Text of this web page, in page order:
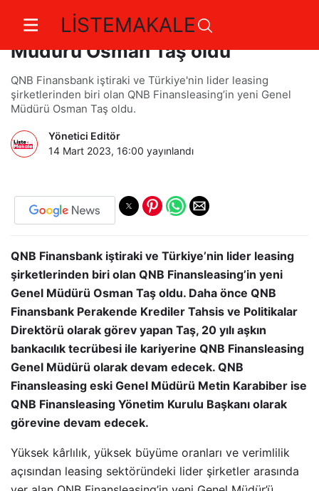
LİSTEMAKALE
QNB Finansleasing'in yeni Genel
Müdürü Osman Taş oldu
QNB Finansbank iştiraki ve Türkiye'nin lider leasing
şirketlerinden biri olan QNB Finansleasing’in yeni Genel
Müdürü Osman Taş oldu.
Yönetici Editör
14 Mart 2023, 16:00 yayınlandı
QNB Finansbank iştiraki ve Türkiye’nin lider leasing
şirketlerinden biri olan QNB Finansleasing’in yeni
Genel Müdürü Osman Taş oldu. Daha önce QNB
Finansbank Perakende Krediler Tahsis ve Politikalar
Direktörü olarak görev yapan Taş, 20 yılı aşkın
bankacılık tecrübesi ile kariyerine QNB Finansleasing
Genel Müdürü olarak devam edecek. QNB
Finansleasing eski Genel Müdürü Metin Karabiber ise
QNB Finansleasing Yönetim Kurulu Başkanı olarak
görevine devam edecek.
Yüksek kârlılık, yüksek büyüme oranları ve verimlilik
açısından leasing sektöründeki lider şirketler arasında